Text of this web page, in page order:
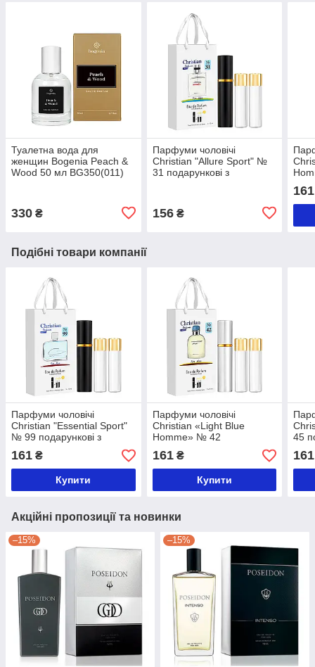
Туалетна вода для
женщин Bogenia Pеach &
Wood 50 мл BG350(011)
330 ₴
Парфуми чоловічі
Christian "Allure Sport" №
31 подарункові з
156₴
мл
161
Подібні товари компанії
Парфуми чоловічі
Christian "Essential Sport"
№ 99 подарункові з
атомайзером 3 х 12 мл
161 ₴
Купити
Парфуми чоловічі
Christian «Light Blue
Homme» № 42
подарункові з
атомайзером 3 шт по 12
мл
161₴
Купити
45
161
Акційні пропозиції та новинки
–15% –15%